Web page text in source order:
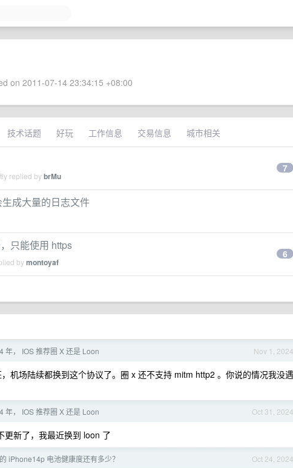
on 2011-07-14 23:34:15 +08:00
技术话题 好玩 工作信息 交易信息 城市相关
replied bybrMu
7
成大量的日志文件
只能使用 https
bymontoyaf
6
Nov 1, 2024
年， IOS 推荐圈 X 还是 Loon
机场陆续都换到这个协议了。圈 x 还不支持 mitm http2 。你说的情况我没遇
Oct 31, 2024
年， IOS 推荐圈 X 还是 Loon
更新了，我最近换到 loon 了
Oct 24, 2024
iPhone14p 电池健康度还有多少？